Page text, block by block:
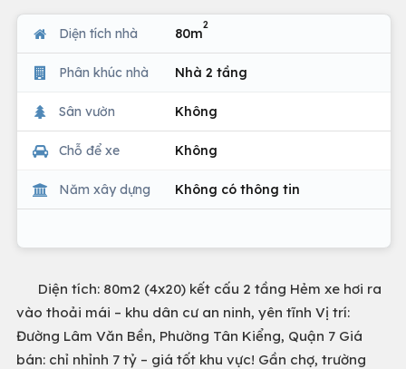
Diện tích nhà 80m
2
Phân khúc nhà Nhà 2 tầng
Sân vườn Không
Chỗ để xe Không
Năm xây dựng Không có thông tin
Diện tích: 80m2 (4x20) kết cấu 2 tầng Hẻm xe hơi ra
vào thoải mái – khu dân cư an ninh, yên tĩnh Vị trí:
Đường Lâm Văn Bền, Phường Tân Kiểng, Quận 7 Giá
bán: chỉ nhỉnh 7 tỷ – giá tốt khu vực! Gần chợ, trường